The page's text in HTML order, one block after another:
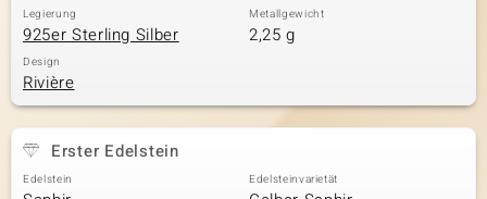
Classics
Legierung
925er Sterling Silber
Metallgewicht
2,25 g
Design
Rivière
Erster Edelstein
Edelstein Edelsteinvarietät